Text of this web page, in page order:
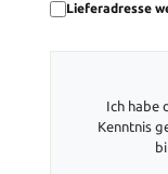
Lieferadresse
Ich habe
Kenntnis